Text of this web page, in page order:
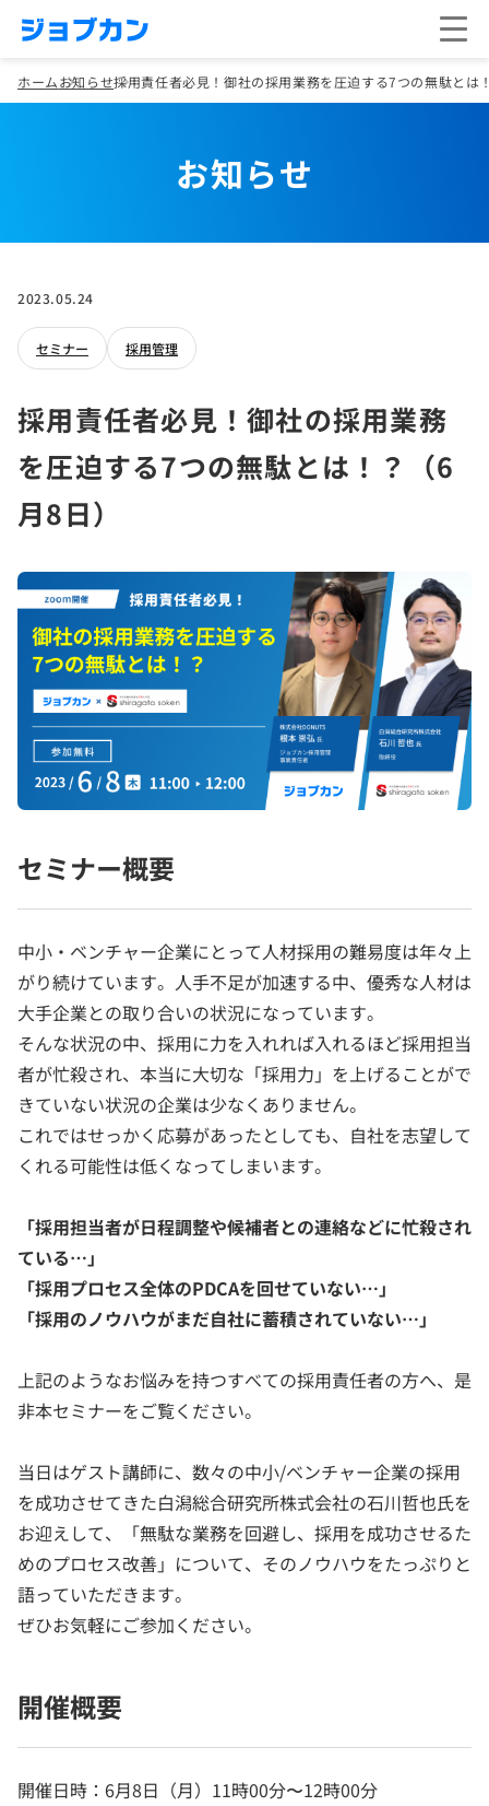
ホームお知らせ採用責任者必見！御社の採用業務を圧迫する7つの無駄とは
お知らせ
2023.05.24
セミナー 採用管理
採用責任者必見！御社の採用業務
を圧迫する7つの無駄とは！？（6
月8日）
セミナー概要
中小・ベンチャー企業にとって人材採用の難易度は年々上
がり続けています。人手不足が加速する中、優秀な人材は
大手企業との取り合いの状況になっています。
そんな状況の中、採用に力を入れれば入れるほど採用担当
者が忙殺され、本当に大切な「採用力」を上げることがで
きていない状況の企業は少なくありません。
これではせっかく応募があったとしても、自社を志望して
くれる可能性は低くなってしまいます。
「採用担当者が日程調整や候補者との連絡などに忙殺され
ている…」
「採用プロセス全体のPDCAを回せていない…」
「採用のノウハウがまだ自社に蓄積されていない…」
上記のようなお悩みを持つすべての採用責任者の方へ、是
非本セミナーをご覧ください。
当日はゲスト講師に、数々の中小/ベンチャー企業の採用
を成功させてきた白潟総合研究所株式会社の石川哲也氏を
お迎えして、「無駄な業務を回避し、採用を成功させるた
めのプロセス改善」について、そのノウハウをたっぷりと
語っていただきます。
ぜひお気軽にご参加ください。
開催概要
開催日時：6月8日（月）11時00分〜12時00分